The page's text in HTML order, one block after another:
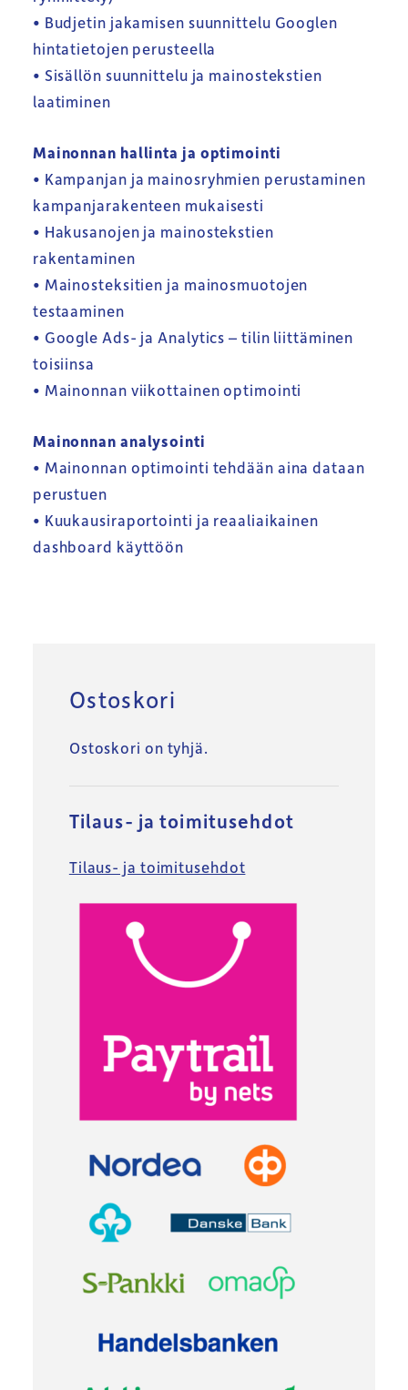
• Budjetin jakamisen suunnittelu Googlen
hintatietojen perusteella
• Sisällön suunnittelu ja mainostekstien
laatiminen
Mainonnan hallinta ja optimointi
• Kampanjan ja mainosryhmien perustaminen
kampanjarakenteen mukaisesti
• Hakusanojen ja mainostekstien
rakentaminen
• Mainosteksitien ja mainosmuotojen
testaaminen
• Google Ads- ja Analytics – tilin liittäminen
toisiinsa
• Mainonnan viikottainen optimointi
Mainonnan analysointi
• Mainonnan optimointi tehdään aina dataan
perustuen
• Kuukausiraportointi ja reaaliaikainen
dashboard käyttöön
Ostoskori
Ostoskori on tyhjä.
Tilaus- ja toimitusehdot
Tilaus- ja toimitusehdot